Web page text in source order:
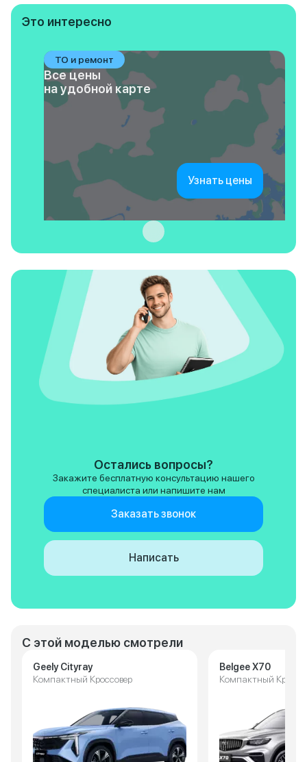
Это интересно
ТО и ремонт
Все цены
на удобной карте
Узнать цены
С этой моделью смотрели
Geely Cityray
Компактный Кроссовер
Belgee X70
Компактный
Остались вопросы?
Закажите бесплатную консультацию нашего
специалиста или напишите нам
Заказать звонок
Написать